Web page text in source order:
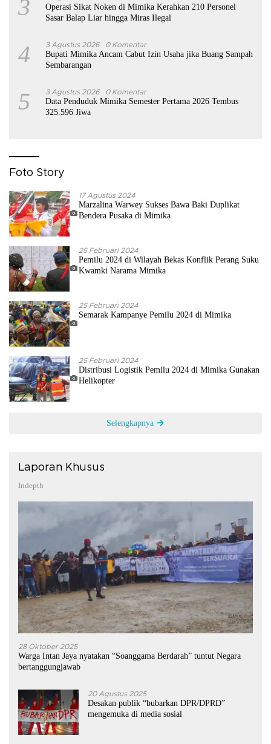
3
Operasi Sikat Noken di Mimika Kerahkan 210 Personel
Sasar Balap Liar hingga Miras Ilegal
4 3 Agustus 2026 0 Komentar
Bupati Mimika Ancam Cabut Izin Usaha jika Buang Sampah
Sembarangan
5 3 Agustus 2026 0 Komentar
Data Penduduk Mimika Semester Pertama 2026 Tembus
325.596 Jiwa
Foto Story
17 Agustus 2024
Marzalina Warwey Sukses Bawa Baki Duplikat
Bendera Pusaka di Mimika
25 Februari 2024
Pemilu 2024 di Wilayah Bekas Konflik Perang Suku
Kwamki Narama Mimika
25 Februari 2024
Semarak Kampanye Pemilu 2024 di Mimika
25 Februari 2024
Distribusi Logistik Pemilu 2024 di Mimika Gunakan
Helikopter
Selengkapnya
Laporan Khusus
Indepth
28 Oktober 2025
Warga Intan Jaya nyatakan “Soanggama Berdarah” tuntut Negara
bertanggungjawab
20 Agustus 2025
Desakan publik “bubarkan DPR/DPRD”
mengemuka di media sosial